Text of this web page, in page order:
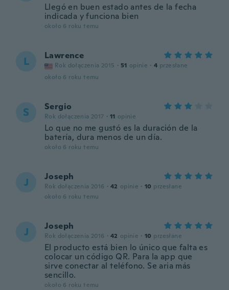
Llegó en buen estado antes de la fecha
indicada y funciona bien
około 6 roku temu
L Lawrence
Rok dołączenia 2015 · 51 opinie · 4 przesłane
około 6 roku temu
S Sergio
Rok dołączenia 2017 · 11 opinie
Lo que no me gustó es la duración de la
batería, dura menos de un día.
około 6 roku temu
J Joseph
Rok dołączenia 2016 · 42 opinie · 10 przesłane
około 6 roku temu
J Joseph
Rok dołączenia 2016 · 42 opinie · 10 przesłane
El producto está bien lo único que falta es
colocar un código QR. Para la app que
sirve conectar al teléfono. Se aria más
sencillo.
około 6 roku temu